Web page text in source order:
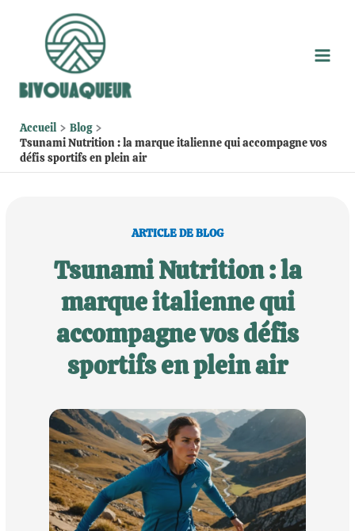
Accueil
Blog
Tsunami Nutrition : la marque italienne qui accompagne vos
défis sportifs en plein air
ARTICLE DE BLOG
Tsunami Nutrition : la
marque italienne qui
accompagne vos défis
sportifs en plein air